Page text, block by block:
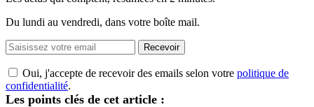
Du lundi au vendredi, dans votre boîte mail.
Recevoir
Oui, j'accepte de recevoir des emails selon votre politique de
confidentialité.
Les points clés de cet article :